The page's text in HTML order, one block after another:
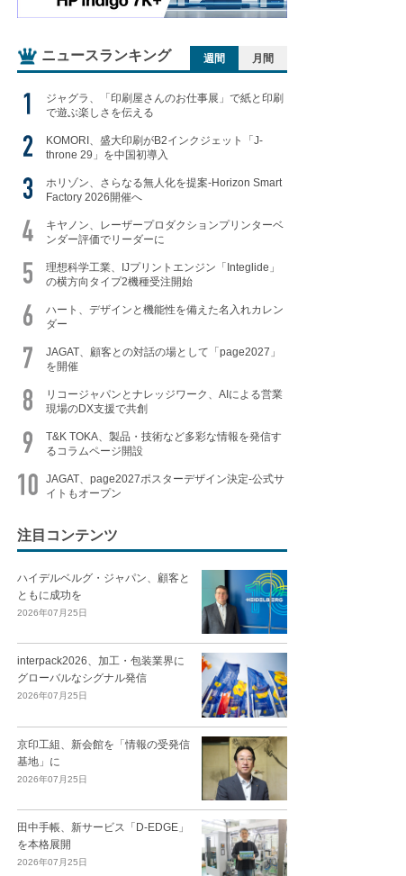
ニュースランキング 週間 月間
ジャグラ、「印刷屋さんのお仕事展」で紙と印刷
で遊ぶ楽しさを伝える
KOMORI、盛大印刷がB2インクジェット「J-
throne 29」を中国初導入
ホリゾン、さらなる無人化を提案-Horizon Smart
Factory 2026開催へ
キヤノン、レーザープロダクションプリンターベ
ンダー評価でリーダーに
理想科学工業、IJプリントエンジン「Integlide」
の横方向タイプ2機種受注開始
ハート、デザインと機能性を備えた名入れカレン
ダー
JAGAT、顧客との対話の場として「page2027」
を開催
リコージャパンとナレッジワーク、AIによる営業
現場のDX支援で共創
T&K TOKA、製品・技術など多彩な情報を発信す
るコラムページ開設
JAGAT、page2027ポスターデザイン決定-公式サ
イトもオープン
注目コンテンツ
ハイデルベルグ・ジャパン、顧客と
ともに成功を
2026年07月25日
interpack2026、加工・包装業界に
グローバルなシグナル発信
2026年07月25日
京印工組、新会館を「情報の受発信
基地」に
2026年07月25日
田中手帳、新サービス「D-EDGE」
を本格展開
2026年07月25日